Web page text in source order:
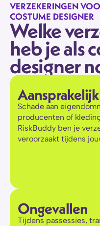
VERZEKERINGEN
COSTUME DESIGNER
Welke
heb je als
designer
Schade aan
producenten of
RiskBuddy ben je
veroorzaakt tijdens
Ongevallen
Tijdens passessies,